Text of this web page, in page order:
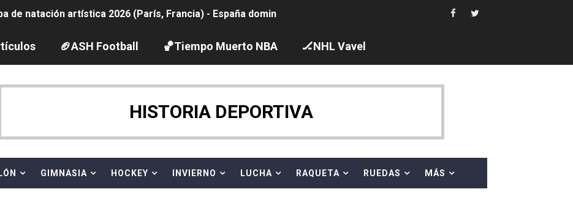
de natación artística 2026 (París, Francia) - España domina junto al equipo neutral ruso, llevándose 8 medallas, seis para
Brodido desbancan una semana después a The Demand por tríos en el Grand Slam Mexico
2026 - Etapa 5
2026
en aguas abiertas 2026 (París, Francia) - Dobletes de Wellbrock y Taddeucci. Ángela Martínez 5ª en 10km
y Tavion Heights ponen fin al reinado por parejas de The Vanity Project
🏈ASH Football 🏀Tiempo Muerto NBA 🏒NHL Vavel
HISTORIA DEPORTIVA
GIMNASIA HOCKEY INVIERNO LUCHA RAQUETA RUEDAS MÁS